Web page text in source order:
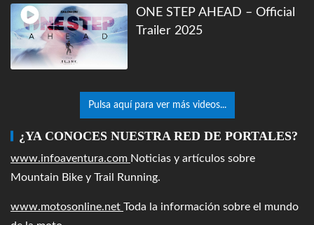
ONE STEP AHEAD – Official
Trailer 2025
Pulsa aquí para ver más videos...
¿YA CONOCES NUESTRA RED DE PORTALES?
www.infoaventura.com Noticias y artículos sobre
Mountain Bike y Trail Running.
www.motosonline.net Toda la información sobre el mundo